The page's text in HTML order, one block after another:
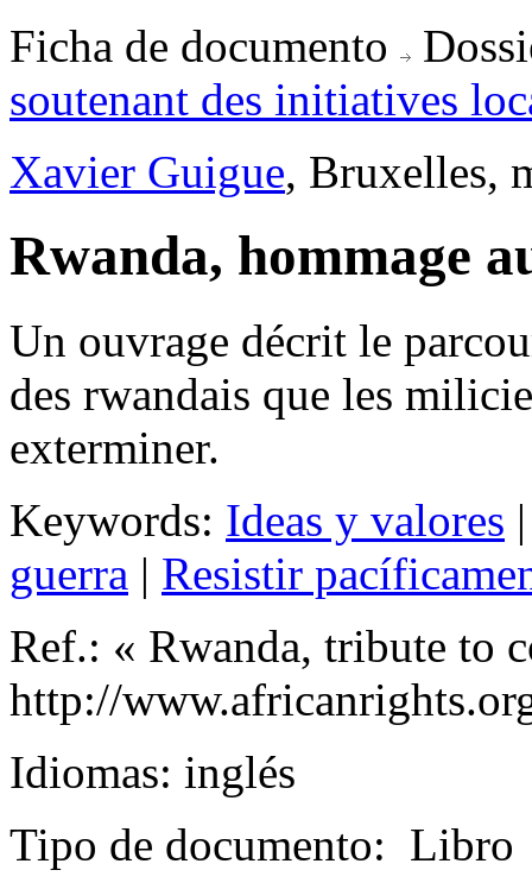
Ficha de documento
soutenant des initiatives
Xavier Guigue, Bruxelles,
Rwanda, hommage
Un ouvrage décrit le
des rwandais que les
exterminer.
Keywords: Ideas y valores
guerra | Resistir
Ref.: « Rwanda, tribute to
http://
Idiomas: inglés
Tipo de documento: Libro